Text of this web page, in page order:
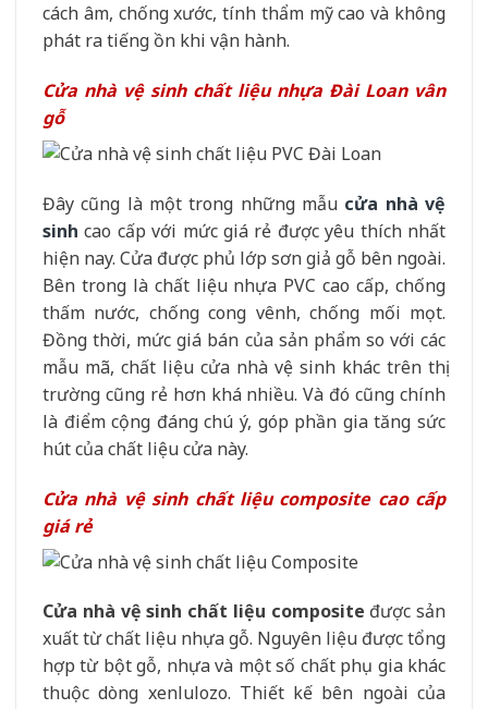
cách âm, chống xước, tính thẩm mỹ cao và không
phát ra tiếng ồn khi vận hành.
Cửa nhà vệ sinh chất liệu nhựa Đài Loan vân
gỗ
Đây cũng là một trong những mẫu cửa nhà vệ
sinh cao cấp với mức giá rẻ được yêu thích nhất
hiện nay. Cửa được phủ lớp sơn giả gỗ bên ngoài.
Bên trong là chất liệu nhựa PVC cao cấp, chống
thấm nước, chống cong vênh, chống mối mọt.
Đồng thời, mức giá bán của sản phẩm so với các
mẫu mã, chất liệu cửa nhà vệ sinh khác trên thị
trường cũng rẻ hơn khá nhiều. Và đó cũng chính
là điểm cộng đáng chú ý, góp phần gia tăng sức
hút của chất liệu cửa này.
Cửa nhà vệ sinh chất liệu composite cao cấp
giá rẻ
Cửa nhà vệ sinh chất liệu composite được sản
xuất từ chất liệu nhựa gỗ. Nguyên liệu được tổng
hợp từ bột gỗ, nhựa và một số chất phụ gia khác
thuộc dòng xenlulozo. Thiết kế bên ngoài của